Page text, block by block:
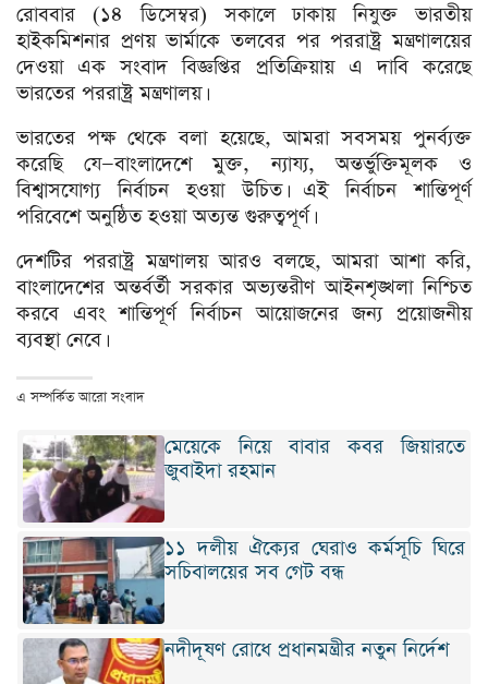
রোববার (১৪ ডিসেম্বর) সকালে ঢাকায় নিযুক্ত ভারতীয়
হাইকমিশনার প্রণয় ভার্মাকে তলবের পর পররাষ্ট্র মন্ত্রণালয়ের
দেওয়া এক সংবাদ বিজ্ঞপ্তির প্রতিক্রিয়ায় এ দাবি করেছে
ভারতের পররাষ্ট্র মন্ত্রণালয়।
ভারতের পক্ষ থেকে বলা হয়েছে, আমরা সবসময় পুনর্ব্যক্ত
করেছি যে—বাংলাদেশে মুক্ত, ন্যায্য, অন্তর্ভুক্তিমূলক ও
বিশ্বাসযোগ্য নির্বাচন হওয়া উচিত। এই নির্বাচন শান্তিপূর্ণ
পরিবেশে অনুষ্ঠিত হওয়া অত্যন্ত গুরুত্বপূর্ণ।
দেশটির পররাষ্ট্র মন্ত্রণালয় আরও বলছে, আমরা আশা করি,
বাংলাদেশের অন্তর্বর্তী সরকার অভ্যন্তরীণ আইনশৃঙ্খলা নিশ্চিত
করবে এবং শান্তিপূর্ণ নির্বাচন আয়োজনের জন্য প্রয়োজনীয়
ব্যবস্থা নেবে।
এ সম্পর্কিত আরো সংবাদ
মেয়েকে নিয়ে বাবার কবর জিয়ারতে
জুবাইদা রহমান
১১ দলীয় ঐক্যের ঘেরাও কর্মসূচি ঘিরে
সচিবালয়ের সব গেট বন্ধ
নদীদূষণ রোধে প্রধানমন্ত্রীর নতুন নির্দেশ